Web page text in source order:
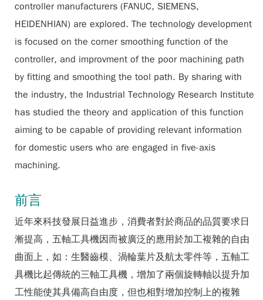
controller manufacturers (FANUC, SIEMENS,
HEIDENHIAN) are explored. The technology development
is focused on the corner smoothing function of the
controller, and improvment of the poor machining path
by fitting and smoothing the tool path. By sharing with
the industry, the Industrial Technology Research Institute
has studied the theory and application of this function
aiming to be capable of providing relevant information
for domestic users who are engaged in five-axis
machining.
前言
近年來科技發展日益進步，消費者對於商品的品質要求日
漸提高，五軸工具機因而被廣泛的應用於加工複雜的自由
曲面上，如：生醫齒模、渦輪葉片及航太零件等，五軸工
具機比起傳統的三軸工具機，增加了兩個旋轉軸以提升加
工性能使其具備高自由度，但也相對增加控制上的複雜